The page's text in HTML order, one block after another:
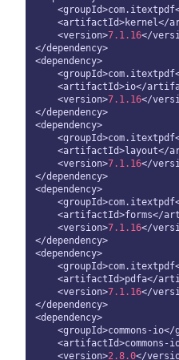
<artifactId>kernel</
    <version>
7.1.16</
</dependency>
<dependency>
<artifactId>io</
    <version>
7.1.16</
</dependency>
<dependency>
<artifactId>layout</
    <version>
7.1.16</
</dependency>
<dependency>
<artifactId>forms</
    <version>
7.1.16</
</dependency>
<dependency>
<artifactId>pdfa</
    <version>
7.1.16</
</dependency>
<dependency>
<groupId>commons-io</
<artifactId>commons-
    <version>
2.8.0</